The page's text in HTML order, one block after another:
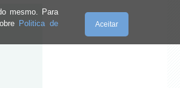
mesmo. Para
Politica de
Aceitar